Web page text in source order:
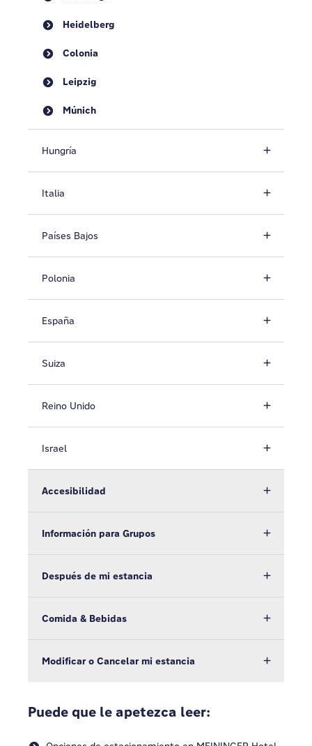
Heidelberg
Colonia
Leipzig
Múnich
Hungría
Italia
Países Bajos
Polonia
España
Suiza
Reino Unido
Israel
Accesibilidad
Información para Grupos
Después de mi estancia
Comida & Bebidas
Modificar o Cancelar mi estancia
Puede que le apetezca leer: